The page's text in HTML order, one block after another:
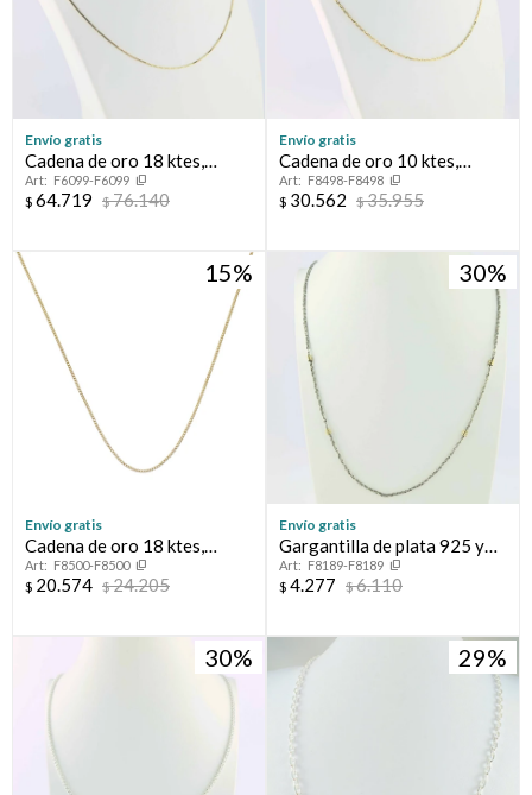
Envío gratis
Cadena de oro 18 ktes,
GRUMETTE.
F6099-F6099
$ 64.719 $76.140
Envío gratis
Cadena de oro 10 ktes,
FORCET.
F8498-F8498
$ 30.562 $35.955
15
Envío gratis
Cadena de oro 18 ktes,
GRUMETTE.
F8500-F8500
$ 20.574 $24.205
30
Envío gratis
Gargantilla de plata 925 y
double en oro 18 ktes.
F8189-F8189
$ 4.277 $6.110
30 29